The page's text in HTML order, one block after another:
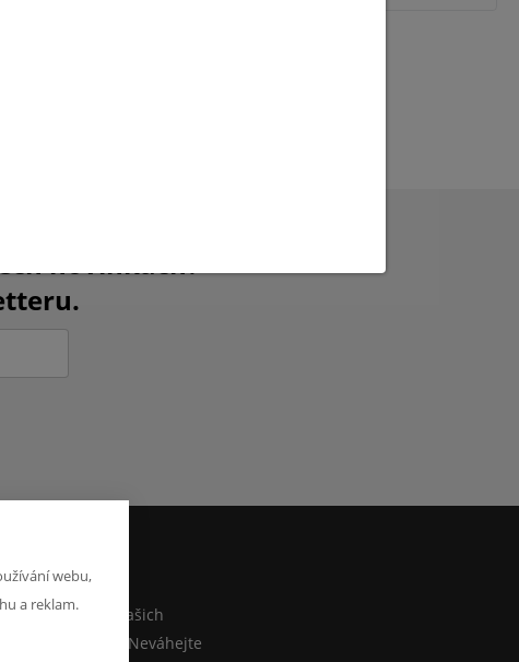
novinkách?
něco sdělit o našich
nebo e-shopu? Neváhejte
webu,
a reklam.